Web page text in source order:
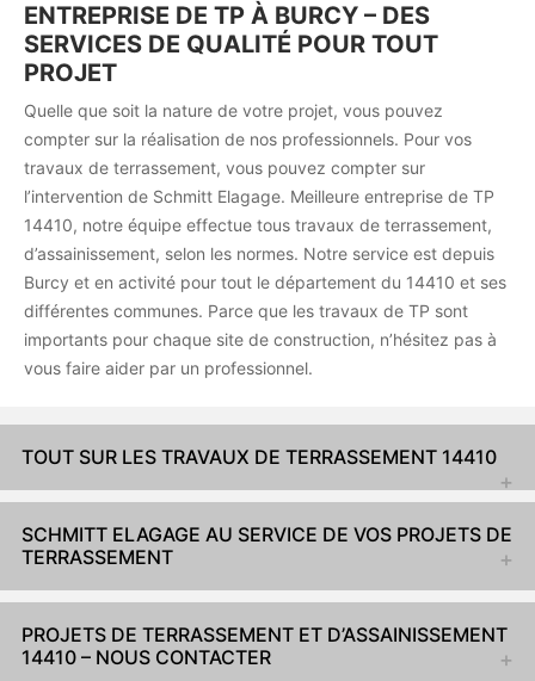
ENTREPRISE DE TP À BURCY – DES
SERVICES DE QUALITÉ POUR TOUT
PROJET
Quelle que soit la nature de votre projet, vous pouvez
compter sur la réalisation de nos professionnels. Pour vos
travaux de terrassement, vous pouvez compter sur
l’intervention de Schmitt Elagage. Meilleure entreprise de TP
14410, notre équipe effectue tous travaux de terrassement,
d’assainissement, selon les normes. Notre service est depuis
Burcy et en activité pour tout le département du 14410 et ses
différentes communes. Parce que les travaux de TP sont
importants pour chaque site de construction, n’hésitez pas à
vous faire aider par un professionnel.
TOUT SUR LES TRAVAUX DE TERRASSEMENT 14410
SCHMITT ELAGAGE AU SERVICE DE VOS PROJETS DE
TERRASSEMENT
PROJETS DE TERRASSEMENT ET D’ASSAINISSEMENT
14410 – NOUS CONTACTER